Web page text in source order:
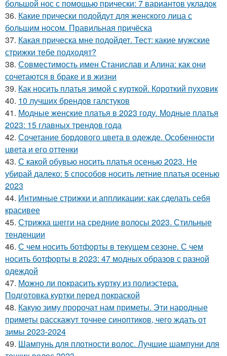
большой нос с помощью прически: 7 вариантов укладок
36. Какие прически подойдут для женского лица с
большим носом. Правильная причёска
37. Какая прическа мне подойдет. Тест: какие мужские
стрижки тебе подходят?
38. Совместимость имен Станислав и Алина: как они
сочетаются в браке и в жизни
39. Как носить платья зимой с курткой. Короткий пуховик
40. 10 лучших брендов галстуков
41. Модные женские платья в 2023 году. Модные платья
2023: 15 главных трендов года
42. Сочетание бордового цвета в одежде. Особенности
цвета и его оттенки
43. С какой обувью носить платья осенью 2023. Не
убирай далеко: 5 способов носить летние платья осенью
2023
44. Интимные стрижки и аппликации: как сделать себя
красивее
45. Стрижка шегги на средние волосы 2023. Стильные
тенденции
46. С чем носить ботфорты в текущем сезоне. С чем
носить ботфорты в 2023: 47 модных образов с разной
одеждой
47. Можно ли покрасить куртку из полиэстера.
Подготовка куртки перед покраской
48. Какую зиму пророчат нам приметы. Эти народные
приметы расскажут точнее синоптиков, чего ждать от
зимы 2023-2024
49. Шампунь для плотности волос. Лучшие шампуни для